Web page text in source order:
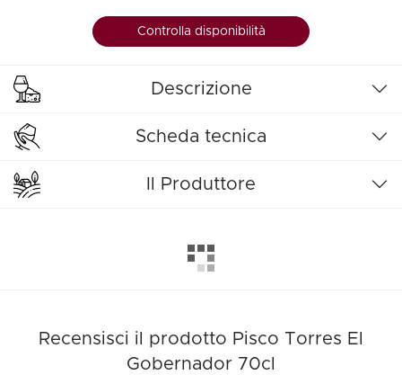
Controlla disponibilità
Descrizione
Scheda tecnica
Il Produttore
Recensisci il prodotto Pisco Torres El
Gobernador 70cl